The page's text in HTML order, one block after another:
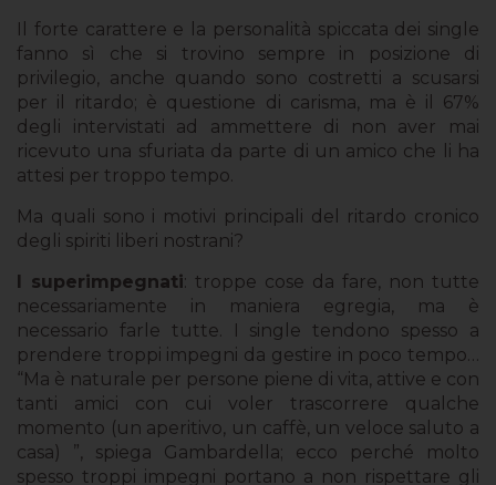
Il forte carattere e la personalità spiccata dei single
fanno sì che si trovino sempre in posizione di
privilegio, anche quando sono costretti a scusarsi
per il ritardo; è questione di carisma, ma è il 67%
degli intervistati ad ammettere di non aver mai
ricevuto una sfuriata da parte di un amico che li ha
attesi per troppo tempo.
Ma quali sono i motivi principali del ritardo cronico
degli spiriti liberi nostrani?
I superimpegnati: troppe cose da fare, non tutte
necessariamente in maniera egregia, ma è
necessario farle tutte. I single tendono spesso a
prendere troppi impegni da gestire in poco tempo…
“Ma è naturale per persone piene di vita, attive e con
tanti amici con cui voler trascorrere qualche
momento (un aperitivo, un caffè, un veloce saluto a
casa) ”, spiega Gambardella; ecco perché molto
spesso troppi impegni portano a non rispettare gli